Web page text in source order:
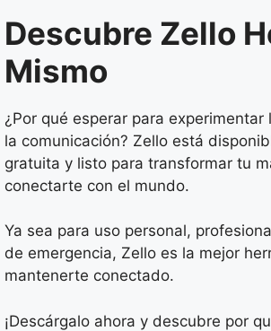
Descubre Zello
Mismo
¿Por qué esperar para experimentar
la comunicación? Zello está
gratuita y listo para transformar tu
conectarte con el mundo.
Ya sea para uso personal,
de emergencia, Zello es la mejor
mantenerte conectado.
¡Descárgalo ahora y descubre por